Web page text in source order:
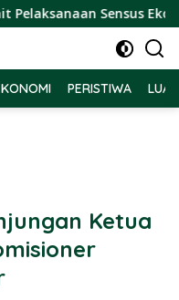
Sensus Ekonomi
PERISTIWA
Ketua